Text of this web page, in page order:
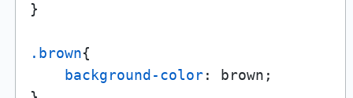
}
.brown{
background-color: brown;